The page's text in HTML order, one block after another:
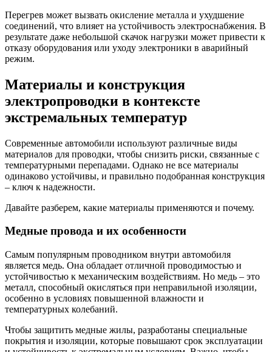
Перегрев может вызвать окисление металла и ухудшение
соединений, что влияет на устойчивость электроснабжения. В
результате даже небольшой скачок нагрузки может привести к
отказу оборудования или уходу электроники в аварийный
режим.
Материалы и конструкция
электропроводки в контексте
экстремальных температур
Современные автомобили используют различные виды
материалов для проводки, чтобы снизить риски, связанные с
температурными перепадами. Однако не все материалы
одинаково устойчивы, и правильно подобранная конструкция
– ключ к надежности.
Давайте разберем, какие материалы применяются и почему.
Медные провода и их особенности
Самым популярным проводником внутри автомобиля
является медь. Она обладает отличной проводимостью и
устойчивостью к механическим воздействиям. Но медь – это
металл, способный окисляться при неправильной изоляции,
особенно в условиях повышенной влажности и
температурных колебаний.
Чтобы защитить медные жилы, разработаны специальные
покрытия и изоляции, которые повышают срок эксплуатации